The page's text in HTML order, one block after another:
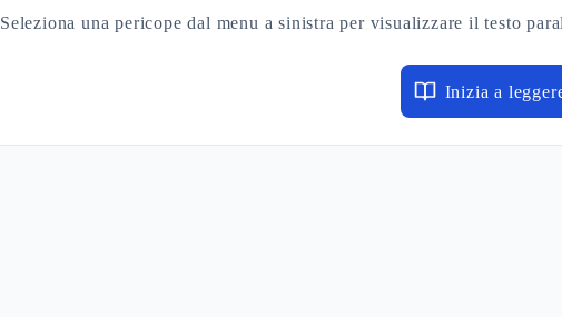
Seleziona una pericope dal menu a sinistra per visualizzare il testo
Inizia a